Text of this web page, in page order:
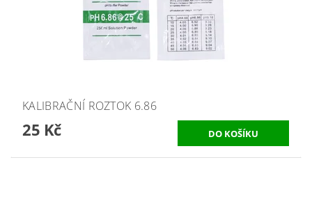
KALIBRAČNÍ ROZTOK 6.86
25 Kč